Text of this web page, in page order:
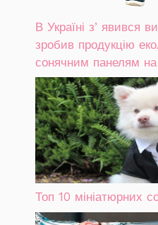
В Україні зʼявився
зробив продукцію
сонячним панелям на
Топ 10 мініатюрних